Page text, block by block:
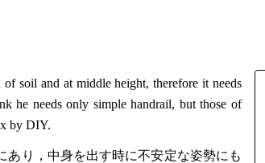
soil and at middle height, therefore it needs
he needs only simple handrail, but those of
by DIY.
り，中身を出す時に不安定な姿勢にも